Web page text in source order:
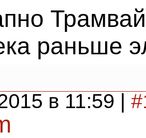
раньше
в 11:59 |